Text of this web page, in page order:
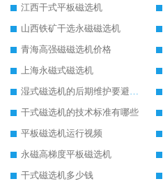
江西干式平板磁选机
山西铁矿干选永磁磁选机
青海高强磁磁选机价格
上海永磁式磁选机
湿式磁选机的后期维护要避开哪些坑
干式磁选机的技术标准有哪些
平板磁选机运行视频
永磁高梯度平板磁选机
干式磁选机多少钱